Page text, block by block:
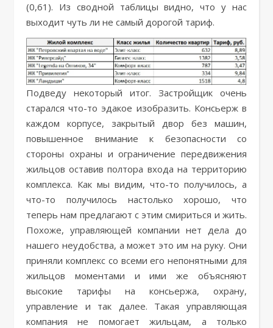
(0,61). Из сводной таблицы видно, что у нас
выходит чуть ли не самый дорогой тариф.
Подведу некоторый итог. Застройщик очень
старался что-то эдакое изобразить. Консьерж в
каждом корпусе, закрытый двор без машин,
повышенное внимание к безопасности со
стороны охраны и ограничение передвижения
жильцов оставив полтора входа на территорию
комплекса. Как мы видим, что-то получилось, а
что-то получилось настолько хорошо, что
теперь нам предлагают с этим смириться и жить.
Похоже, управляющей компании нет дела до
нашего неудобства, а может это им на руку. Они
приняли комплекс со всеми его непонятными для
жильцов моментами и ими же объясняют
высокие тарифы на консьержа, охрану,
управление и так далее. Такая управляющая
компания не помогает жильцам, а только